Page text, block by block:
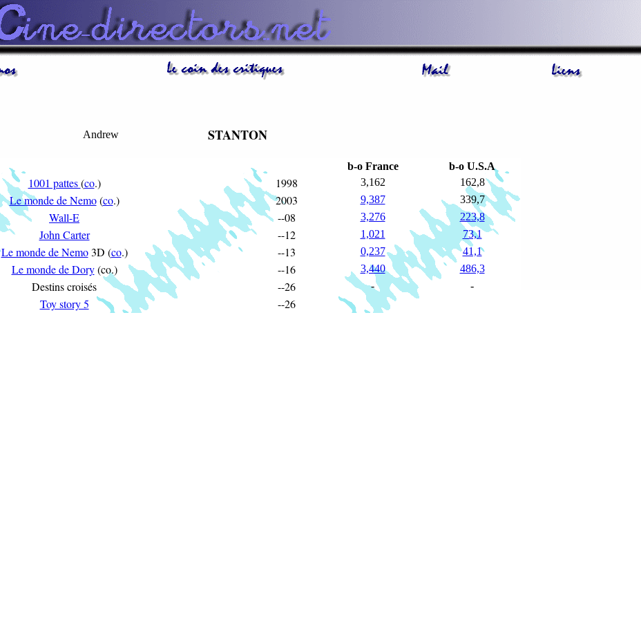
Andrew STANTON
b-o France b-o U.S.A
1001 pattes(co.) 1998 3,162 162,8
Le monde de Nemo (co.) 2003 9,387 339,7
Wall-E --08 3,276 223,8
John Carter --12 1,021 73,1
Le monde de Nemo3D (co.) --13 0,237 41,1
Le monde de Dory(co.) --16 3,440 486,3
Destins croisés --26 - -
Toy story 5 --26